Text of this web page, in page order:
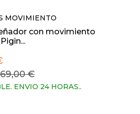
MOVIMIENTO
con movimiento
€
ENVIO 24 HORAS..